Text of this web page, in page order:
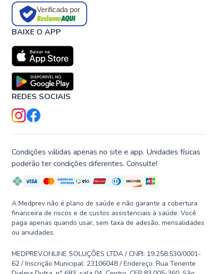
Verificada por
BAIXE O APP
REDES SOCIAIS
Condições válidas apenas no site e app. Unidades físicas
poderão ter condições diferentes. Consulte!
A Medprev não é plano de saúde e não garante a cobertura
financeira de riscos e de custos assistenciais à saúde. Você
paga apenas quando usar, sem taxa de adesão, mensalidades
ou anuidades.
MEDPREV.ONLINE SOLUÇÕES LTDA / CNPJ: 19.258.530/0001-
62 / Inscrição Municipal: 23106048 / Endereço: Rua Tenente